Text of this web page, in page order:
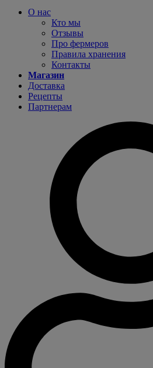
О нас
Кто мы
Отзывы
Про фермеров
Правила хранения
Контакты
Магазин
Доставка
Рецепты
Партнерам